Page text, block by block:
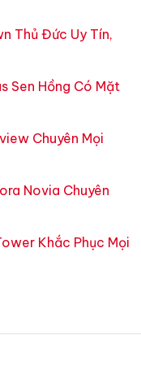
Thủ Đức Uy Tín,
Sen Hồng Có Mặt
Chuyên Mọi
Novia Chuyên
Khắc Phục Mọi